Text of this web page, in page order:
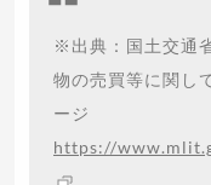
※出典：国土交通
物の売買等に関し
ージ
https://